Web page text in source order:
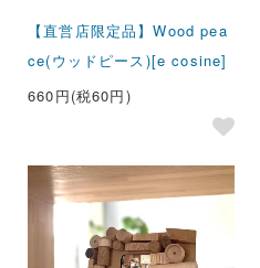
【直営店限定品】Wood pea
ce(ウッドピース)[e cosine]
660円(税60円)